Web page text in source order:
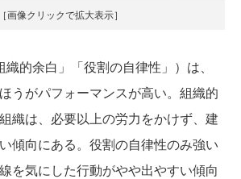
［画像クリックで拡大表示］
的余白」「役割の自律性」）は、
うがパフォーマンスが高い。組織的
織は、必要以上の労力をかけず、建
傾向にある。役割の自律性のみ強い
を気にした行動がやや出やすい傾向